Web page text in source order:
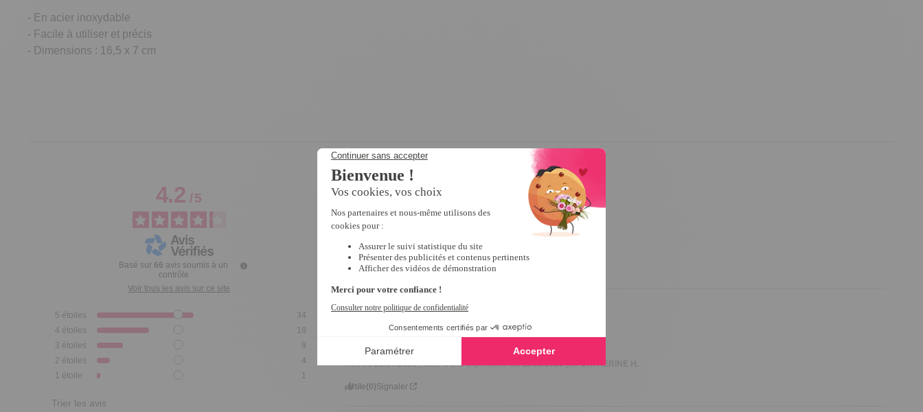
- En acier inoxydable
- Facile à utiliser et précis
- Dimensions : 16,5 x 7 cm
4.2/5
Basé sur 66 avis soumis à un
contrôle
Voir tous les avis sur ce site
5 étoiles
34
4 étoiles
18
3 étoiles
9
2 étoiles
4
1 étoile 1
Trier les avis
Avis vérifié
Pratique et très efficace
Avis du28/07/2026 , suite à une expérience du
Utile(0)Signaler
5/5
Avis vérifié
Avis du28/07/2026 , suite à une expérience du11/06/2026 parCATHERINE H.
Utile(0)Signaler